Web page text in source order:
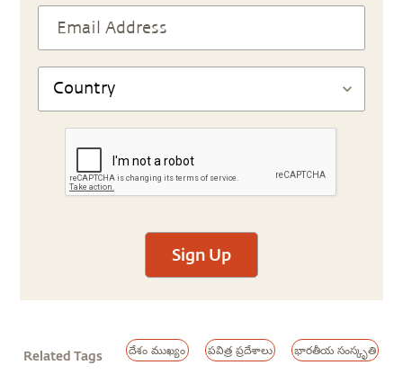
Sign Up
Related Tags దేశం ముఖ్యం పవిత్ర ప్రదేశాలు భారతీయ సంస్కృతి